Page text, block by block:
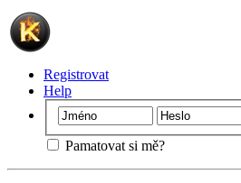
Registrovat
Help
Pamatovat si mě?